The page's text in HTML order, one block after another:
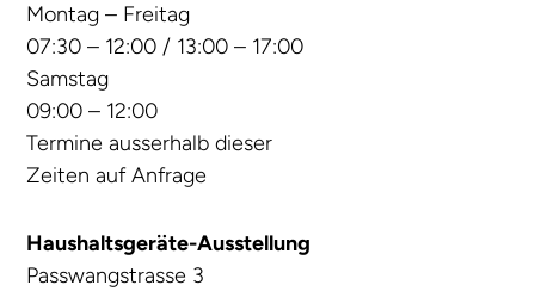
Montag – Freitag
07:30 – 12:00 / 13:00 – 17:00
Samstag
09:00 – 12:00
Termine ausserhalb dieser
Zeiten auf Anfrage
Haushaltsgeräte-Ausstellung
Passwangstrasse 3